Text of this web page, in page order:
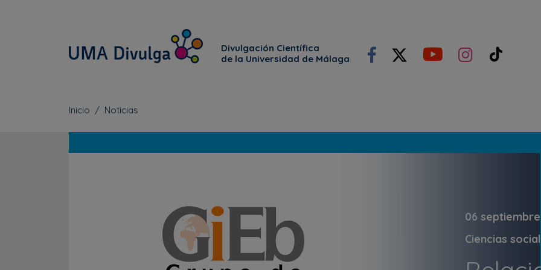
Divulgación Científica
de la Universidad de Málaga
Inicio Noticias
06
Ciencias